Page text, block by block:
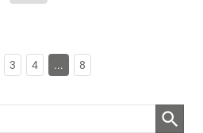
3 4 ... 8